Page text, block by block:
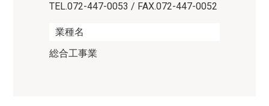
TEL.072-447-0053 / FAX.072-447-0052
業種名
総合工事業